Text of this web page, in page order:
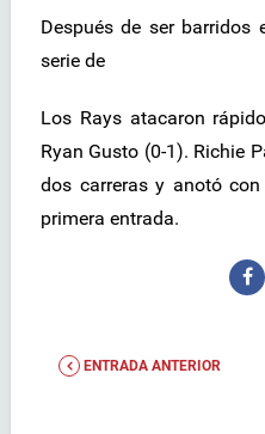
Después de ser barridos
serie de
Los Rays atacaron
Ryan Gusto (0-1). Richie
dos carreras y anotó
primera entrada.
ENTRADA ANTERIOR